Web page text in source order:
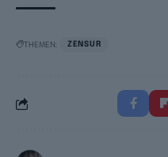
THEMEN: ZENSUR